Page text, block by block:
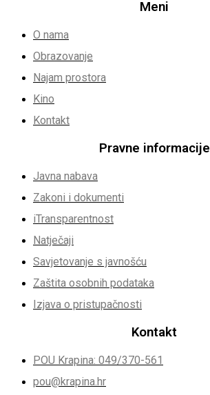
Meni
O nama
Obrazovanje
Najam prostora
Kino
Kontakt
Pravne informacije
Javna nabava
Zakoni i dokumenti
iTransparentnost
Natječaji
Savjetovanje s javnošću
Zaštita osobnih podataka
Izjava o pristupačnosti
Kontakt
POU Krapina: 049/370-561
pou@krapina.hr